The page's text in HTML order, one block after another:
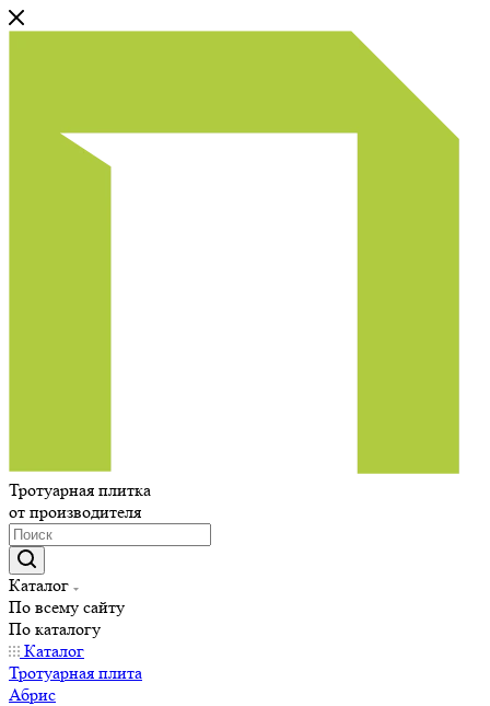
Тротуарная плитка
от производителя
Каталог
По всему сайту
По каталогу
Каталог
Тротуарная плита
Абрис